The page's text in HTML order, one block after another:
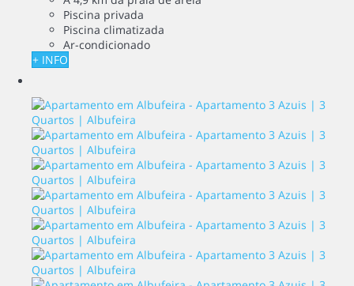
Piscina privada
Piscina climatizada
Ar-condicionado
+ INFO